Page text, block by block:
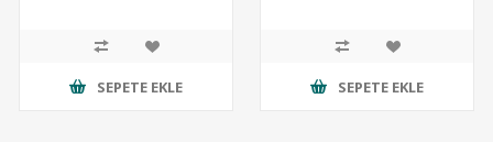
SEPETE EKLE SEPETE EKLE